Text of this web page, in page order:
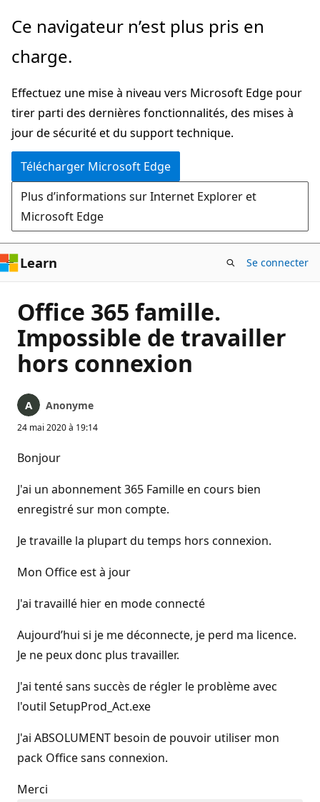
Passer
directement
au
principal
Ce navigateur n’est plus pris en
charge.
Effectuez une mise à niveau vers Microsoft Edge pour
tirer parti des dernières fonctionnalités, des mises à
jour de sécurité et du support technique.
Télécharger Microsoft Edge
Plus d’informations sur Internet Explorer et
Microsoft Edge
Learn Se connecter
Office 365 famille.
Impossible de travailler
hors connexion
Anonyme
24 mai 2020 à 19:14
Bonjour
J'ai un abonnement 365 Famille en cours bien
enregistré sur mon compte.
Je travaille la plupart du temps hors connexion.
Mon Office est à jour
J'ai travaillé hier en mode connecté
Aujourd’hui si je me déconnecte, je perd ma licence.
Je ne peux donc plus travailler.
J'ai tenté sans succès de régler le problème avec
l'outil SetupProd_Act.exe
J'ai ABSOLUMENT besoin de pouvoir utiliser mon
pack Office sans connexion.
Merci